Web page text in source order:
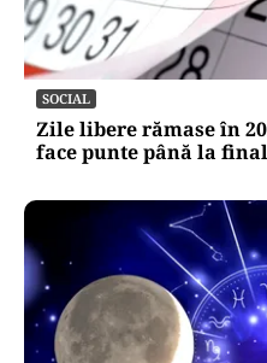
SOCIAL
Zile libere rămase în
face punte până la